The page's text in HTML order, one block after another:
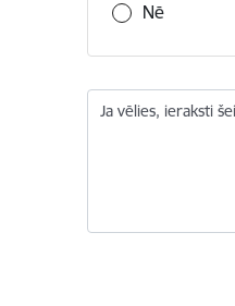
Nē
Ja vēlies, ieraksti